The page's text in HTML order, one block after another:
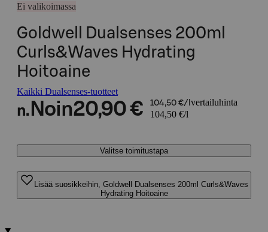
Ei valikoimassa
Goldwell Dualsenses 200ml
Curls&Waves Hydrating
Hoitoaine
Kaikki Dualsenses-tuotteet
n. Noin20,90 € 104,50 €/l vertailuhinta
104,50 €/l
Valitse toimitustapa
Lisää suosikkeihin, Goldwell Dualsenses 200ml Curls&Waves
Hydrating Hoitoaine